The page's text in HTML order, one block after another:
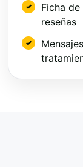
Ficha
reseñas